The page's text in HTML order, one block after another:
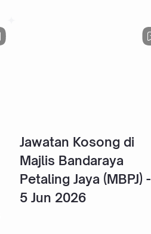
Jawatan Kosong di
Majlis Bandaraya
Petaling Jaya (MBPJ) -
5 Jun 2026